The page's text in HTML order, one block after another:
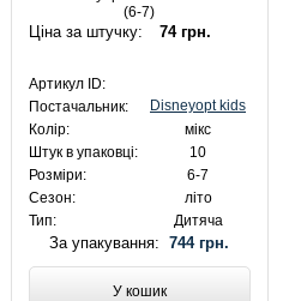
(6-7)
Ціна за штучку: 74 грн.
Артикул ID:
Постачальник:
Disneyopt kids
Колір:
мікс
Штук в упаковці:
10
Розміри:
6-7
Сезон:
літо
Тип:
Дитяча
За упакування:744 грн.
У кошик